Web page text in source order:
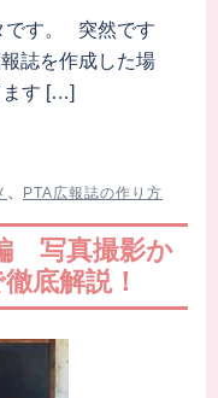
です。 突然です
誌を作成した場
ます […]
、 PTA広報誌の作り方
写真撮影か
底解説！